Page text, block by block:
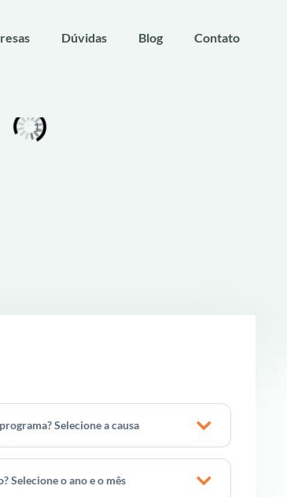
Dúvidas Blog Contato
Selecione a causa
Selecione o ano e o mês